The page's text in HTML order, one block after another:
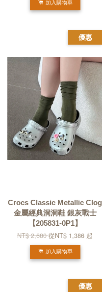
加入購物車
優惠
Crocs Classic Metallic Clog
金屬經典洞洞鞋 銀灰戰士
【205831-0P1】
NT$ 2,680從NT$ 1,386 起
加入購物車
優惠